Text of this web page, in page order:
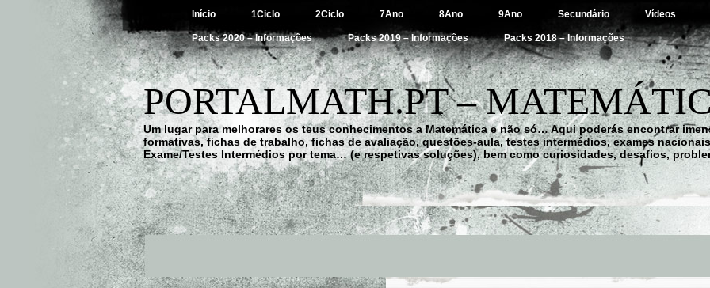
Início 1Ciclo 2Ciclo 7Ano 8Ano 9Ano Secundário Vídeos
Packs 2020 – Informações Packs 2019 – Informações Packs 2018 – Informações
PORTALMATH.PT –
Um lugar para melhorares os teus conhecimentos a Matemática e não só… Aqui poderás encontrar
formativas, fichas de trabalho, fichas de avaliação, questões-aula, testes intermédios, exames
Exame/Testes Intermédios por tema… (e respetivas soluções), bem como curiosidades, desafios,